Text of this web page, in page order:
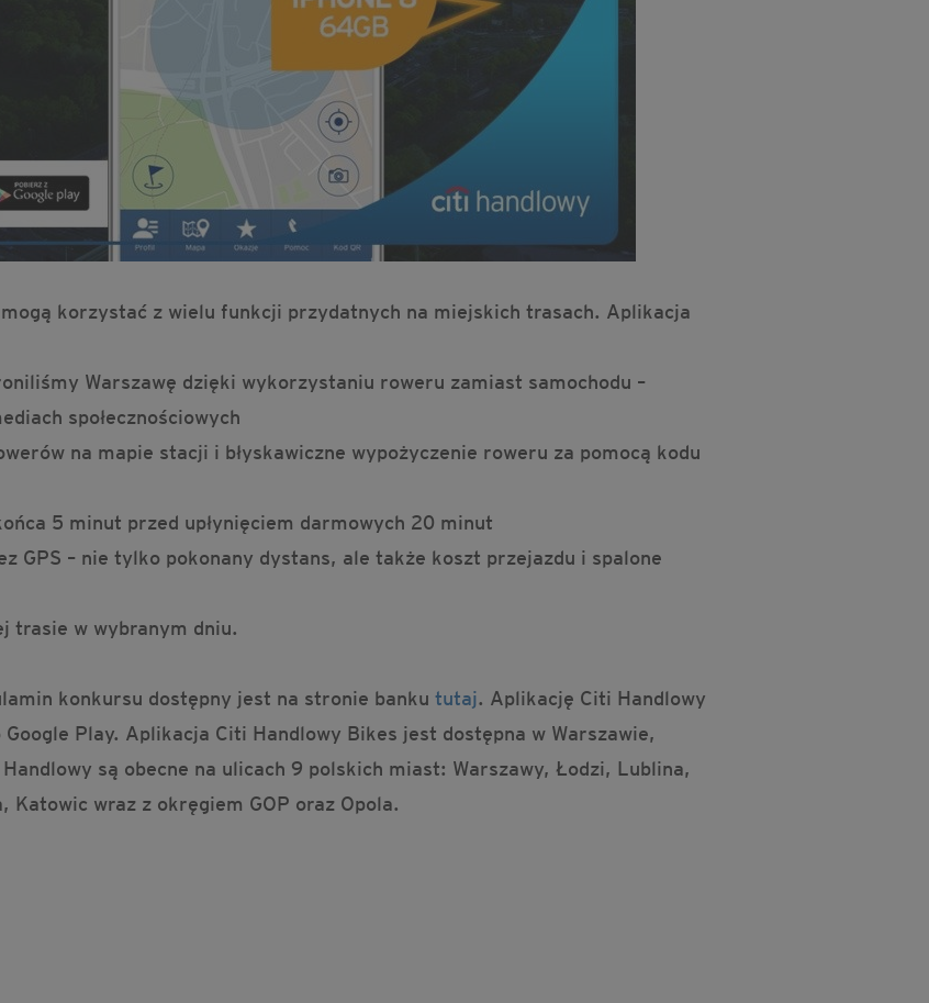
mogą korzystać z wielu funkcji przydatnych na miejskich trasach. Aplikacja
Warszawę dzięki wykorzystaniu roweru zamiast samochodu –
społecznościowych
na mapie stacji i błyskawiczne wypożyczenie roweru za pomocą kodu
5 minut przed upłynięciem darmowych 20 minut
GPS – nie tylko pokonany dystans, ale także koszt przejazdu i spalone
trasie w wybranym dniu.
konkursu dostępny jest na stronie banku tutaj. Aplikację Citi Handlowy
Play. Aplikacja Citi Handlowy Bikes jest dostępna w Warszawie,
są obecne na ulicach 9 polskich miast: Warszawy, Łodzi, Lublina,
Katowic wraz z okręgiem GOP oraz Opola.